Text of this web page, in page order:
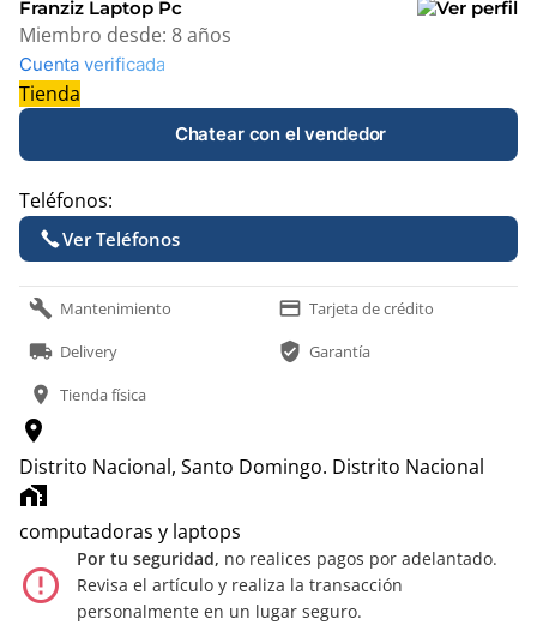
−
Franziz Laptop Pc
Miembro desde: 8 años
Cuenta verificada
Tienda
Chatear con el vendedor
Teléfonos:
Ver Teléfonos
build Mantenimiento payment Tarjeta de crédito
local_shipping Delivery verified_user Garantía
location_on Tienda física
location_on
Distrito Nacional, Santo Domingo. Distrito Nacional
home_work
computadoras y laptops
error_outline
Por tu seguridad, no realices pagos por adelantado.
Revisa el artículo y realiza la transacción
personalmente en un lugar seguro.